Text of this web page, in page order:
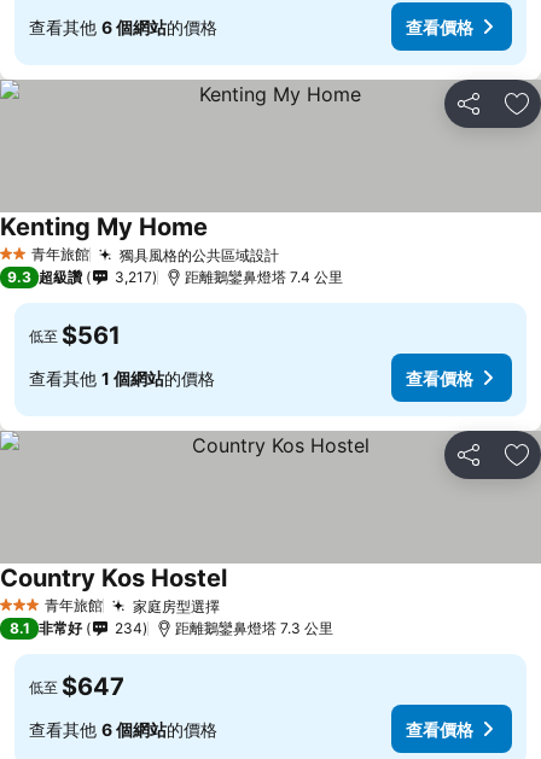
查看其他 6 個網站的價格 查看價格
分享 加
2 星級青年旅館 獨具風格的公共區域設計
Kenting My Home
9.3 超級讚 3,217 距離鵝鑾鼻燈塔 7.4 公里
低至 $561
查看其他 1 個網站的價格 查看價格
分享 加
3 星級 青年旅館 家庭房型選擇
Country Kos Hostel
8.1 非常好 234 距離鵝鑾鼻燈塔 7.3 公里
低至 $647
查看其他 6 個網站的價格 查看價格